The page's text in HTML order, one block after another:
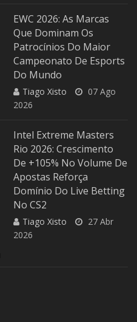
EWC 2026: As Marcas
Que Dominam Os
Patrocínios Do Maior
Campeonato De Esports
Do Mundo
Tiago Xisto
07 Ago
2026
Intel Extreme Masters
Rio 2026: Crescimento
De +105% No Volume De
Apostas Reforça
Domínio Do Live Betting
No CS2
Tiago Xisto
27 Abr
2026